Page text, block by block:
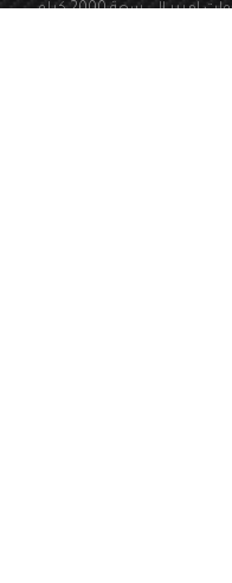
المولدات الكهربائية من سعة 100 كيلو فولت امبير الى سعة 2000 كيلو